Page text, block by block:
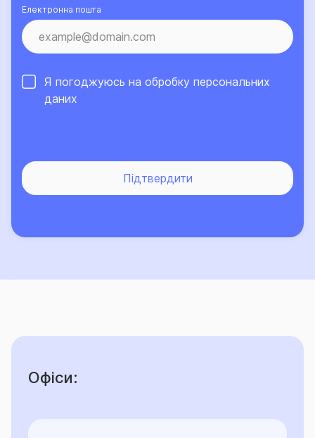
Електронна пошта
Я погоджуюсь на обробку персональних
даних
Підтвердити
Офіси: